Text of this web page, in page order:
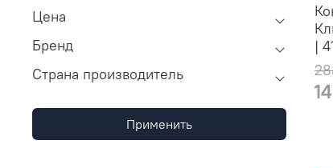
|
Цена
Бренд
Страна производитель
Применить